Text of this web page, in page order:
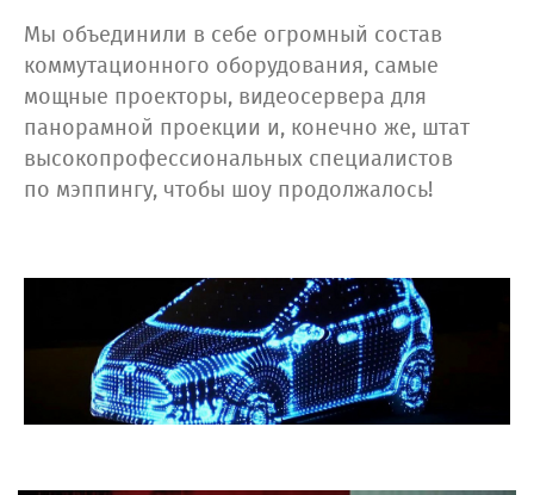
Мы объединили в себе огромный состав
коммутационного оборудования, самые
мощные проекторы, видеосервера для
панорамной проекции и, конечно же, штат
высокопрофессиональных специалистов
по мэппингу, чтобы шоу продолжалось!